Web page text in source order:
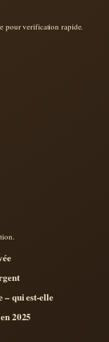
pour verification rapide.
– qui est-elle
2025